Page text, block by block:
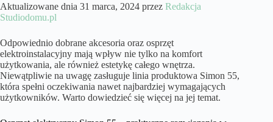
Aktualizowane dnia 31 marca, 2024 przez Redakcja
Studiodomu.pl
Odpowiednio dobrane akcesoria oraz osprzęt
elektroinstalacyjny mają wpływ nie tylko na komfort
użytkowania, ale również estetykę całego wnętrza.
Niewątpliwie na uwagę zasługuje linia produktowa Simon 55,
która spełni oczekiwania nawet najbardziej wymagających
użytkowników. Warto dowiedzieć się więcej na jej temat.